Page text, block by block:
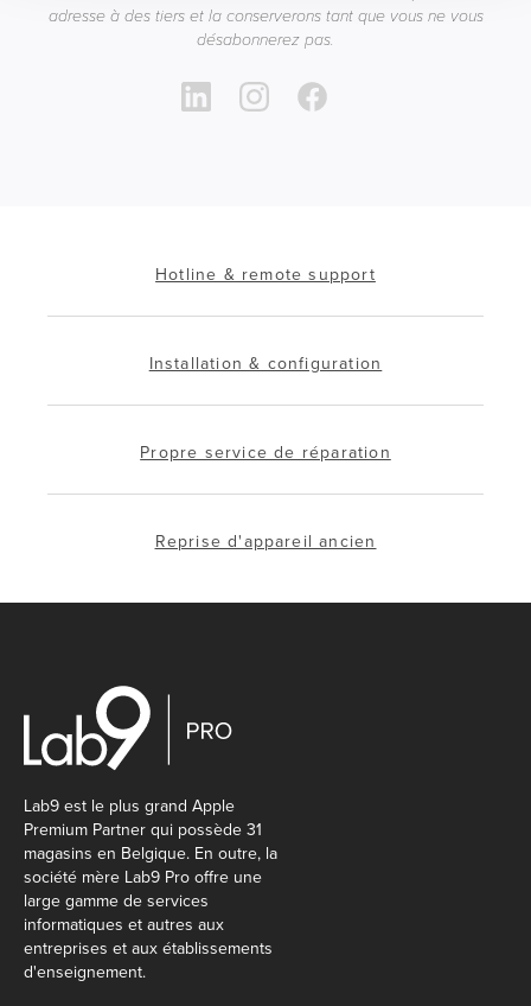
adresse à des tiers et la conserverons tant que vous ne vous
désabonnerez pas.
Hotline & remote support
Installation & configuration
Propre service de réparation
Reprise d'appareil ancien
Lab9 est le plus grand Apple
Premium Partner qui possède 31
magasins en Belgique. En outre, la
société mère Lab9 Pro offre une
large gamme de services
informatiques et autres aux
entreprises et aux établissements
d'enseignement.